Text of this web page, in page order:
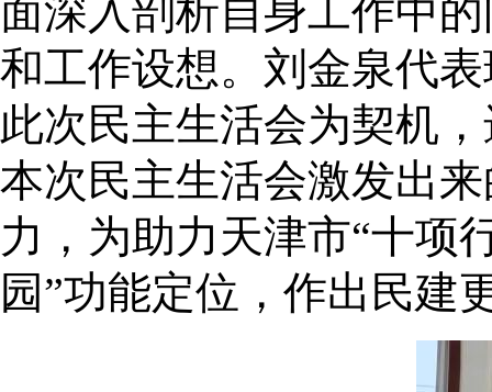
面深入剖析自身工作中
和工作设想。刘金泉代
此次民主生活会为契机
本次民主生活会激发出
力，为助力天津市“十项
园”功能定位，作出民建